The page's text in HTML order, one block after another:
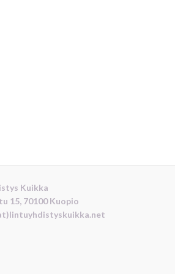
Kuikka
15, 70100 Kuopio